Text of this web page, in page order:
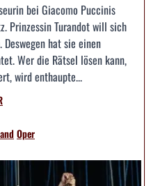
bei Giacomo Puccinis
Prinzessin Turandot will sich
hat sie einen
Wer die Rätsel lösen kann,
wird enthaupte...
Oper